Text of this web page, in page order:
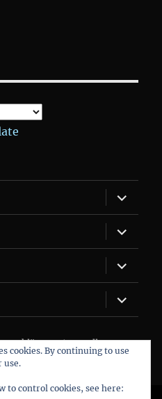
expand
child
menu
expand
child
menu
expand
child
menu
expand
child
menu
Proudly
cookies. By continuing to use
use.
to control cookies, see here: